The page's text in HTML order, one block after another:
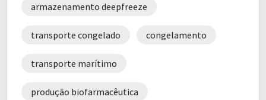
armazenamento deepfreeze
transporte congelado congelamento
transporte marítimo
produção biofarmacêutica